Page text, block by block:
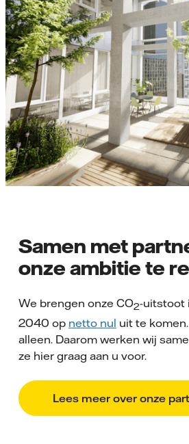
Samen met
onze ambitie te
We brengen onze CO2-uitstoot
2040 op netto nul uit te
alleen. Daarom werken wij
ze hier graag aan u voor.
Lees meer over onze